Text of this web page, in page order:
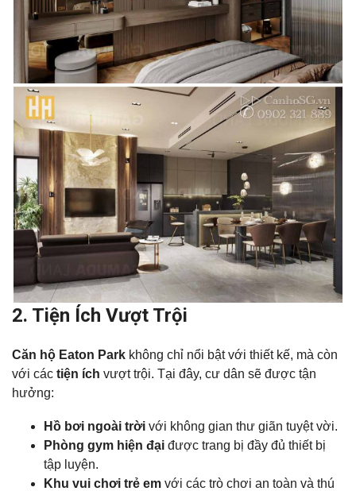
2. Tiện Ích Vượt Trội
Căn hộ Eaton Park không chỉ nổi bật với thiết kế, mà còn
với các tiện ích vượt trội. Tại đây, cư dân sẽ được tận
hưởng:
Hồ bơi ngoài trời với không gian thư giãn tuyệt vời.
Phòng gym hiện đại được trang bị đầy đủ thiết bị
tập luyện.
Khu vui chơi trẻ em với các trò chơi an toàn và thú